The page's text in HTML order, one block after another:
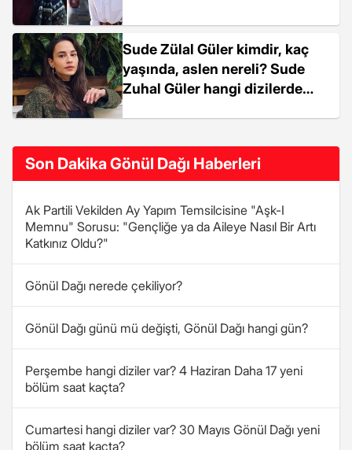
Sude Zülal Güler kimdir, kaç
yaşında, aslen nereli? Sude
Zuhal Güler hangi dizilerde
Son Dakika Gönül Dağı Haberleri
Ak Partili Vekilden Ay Yapım Temsilcisine "Aşk-I
Memnu" Sorusu: "Gençliğe ya da Aileye Nasıl Bir Artı
Katkınız Oldu?"
Gönül Dağı nerede çekiliyor?
Gönül Dağı günü mü değişti, Gönül Dağı hangi gün?
Perşembe hangi diziler var? 4 Haziran Daha 17 yeni
bölüm saat kaçta?
Cumartesi hangi diziler var? 30 Mayıs Gönül Dağı yeni
bölüm saat kaçta?